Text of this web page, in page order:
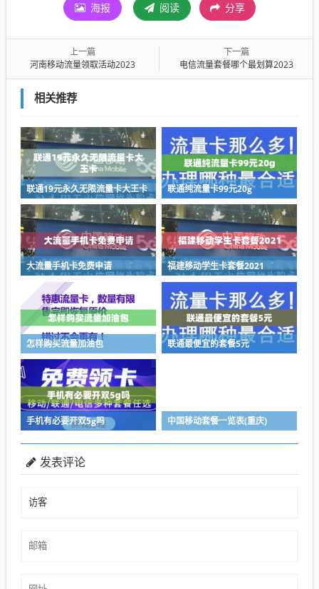
海报 阅读 分享
上一篇
河南移动流量领取活动2023
下一篇
电信流量套餐哪个最划算2023
相关推荐
联通19元永久无限流量卡大王卡 联通纯流量卡99元20g
大流量手机卡免费申请 福建移动学生卡套餐2021
怎样购买流量加油包 联通最便宜的套餐5元
手机有必要开双5g吗 中国移动套餐一览表(重庆)
发表评论